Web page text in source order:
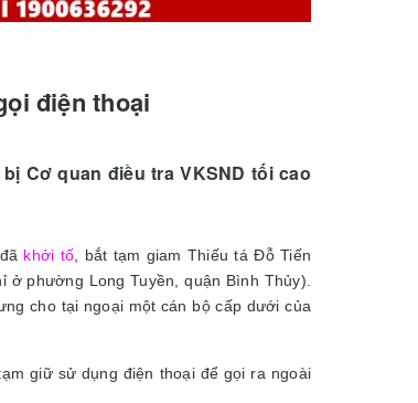
điện thoại
Cơ quan điều tra VKSND tối cao
khởi tố , bắt tạm giam Thiếu tá Đỗ Tiến
phường Long Tuyền, quận Bình Thủy).
cho tại ngoại một cán bộ cấp dưới của
giữ sử dụng điện thoại để gọi ra ngoài